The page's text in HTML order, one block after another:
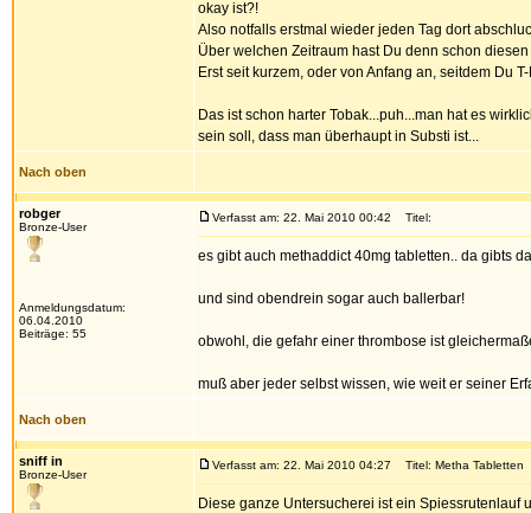
okay ist?!
Also notfalls erstmal wieder jeden Tag dort
Über welchen Zeitraum hast Du denn schon
Erst seit kurzem, oder von Anfang an, seitdem Du
Das ist schon harter Tobak...puh...man hat es
sein soll, dass man überhaupt in Substi ist...
Nach oben
robger
Bronze-User
Anmeldungsdatum:
06.04.2010
Beiträge: 55
Verfasst am: 22. Mai 2010 00:42 Titel:
es gibt auch methaddict 40mg tabletten.. da gibts
und sind obendrein sogar auch ballerbar!
obwohl, die gefahr einer thrombose ist
muß aber jeder selbst wissen, wie weit er seiner
Nach oben
sniff in
Bronze-User
Verfasst am: 22. Mai 2010 04:27 Titel: Metha Tabletten
Diese ganze Untersucherei ist ein